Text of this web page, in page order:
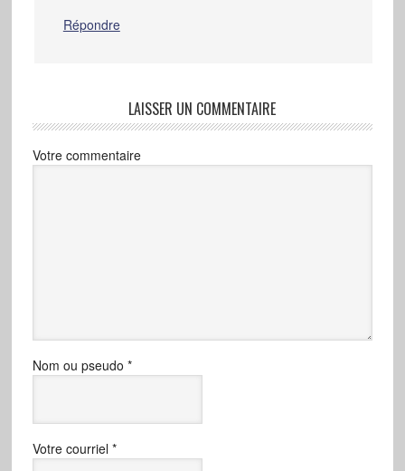
Répondre
LAISSER UN COMMENTAIRE
Votre commentaire
Nom ou pseudo *
Votre courriel *